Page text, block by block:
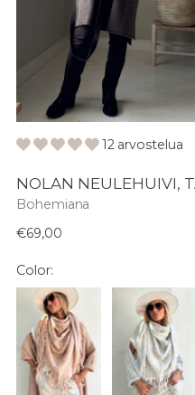
12 arvostelua
NOLAN NEULEHUIVI,
Bohemiana
Normaali
€69,00
Color: